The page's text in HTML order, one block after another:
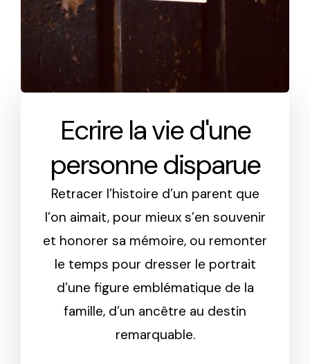
Ecrire la vie d'une
personne disparue
Retracer l’histoire d’un parent que
l’on aimait, pour mieux s’en souvenir
et honorer sa mémoire, ou remonter
le temps pour dresser le portrait
d’une figure emblématique de la
famille, d’un ancêtre au destin
remarquable.